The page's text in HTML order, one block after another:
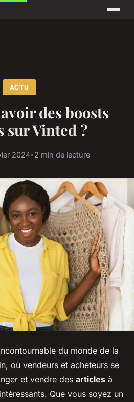
ACTU
des boosts
sur Vinted ?
2024•2 min de lecture
du monde de la
où vendeurs et acheteurs se
et vendre des articles à
Que vous soyez un